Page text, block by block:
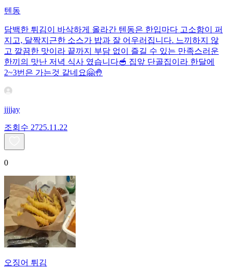
텐동
담백한 튀김이 바삭하게 올라간 텐동은 한입마다 고소함이 퍼
지고, 달짝지근한 소스가 밥과 잘 어우러집니다. 느끼하지 않
고 깔끔한 맛이라 끝까지 부담 없이 즐길 수 있는 만족스러운
한끼의 맛난 저녁 식사 였습니다🥣 집앞 단골집이라 한달에
2~3번은 가는것 같네요🤗🤚
jjjjay
조회수 2725.11.22
0
오징어 튀김